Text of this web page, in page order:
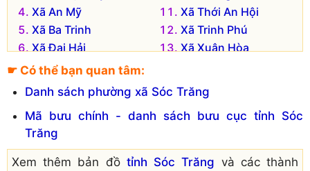
Xã An Mỹ
Xã Ba Trinh
Xã Đại Hải
Xã Thới An Hội
Xã Trinh Phú
Xã Xuân Hòa
☛ Có thể bạn quan tâm:
Danh sách phường xã Sóc Trăng
Mã bưu chính - danh sách bưu cục tỉnh Sóc
Trăng
Xem thêm bản đồ tỉnh Sóc Trăng và các thành